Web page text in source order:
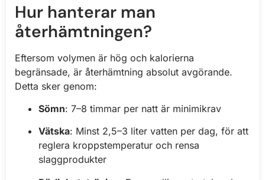
Hur hanterar man
återhämtningen?
Eftersom volymen är hög och kalorierna
begränsade, är återhämtning absolut avgörande.
Detta sker genom:
Sömn: 7–8 timmar per natt är minimikrav
Vätska: Minst 2,5–3 liter vatten per dag, för att
reglera kroppstemperatur och rensa
slaggprodukter